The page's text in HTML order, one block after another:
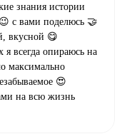
знания истории
с вами поделюсь 🤝
вкусной 😋
всегда опираюсь на
максимально
😍
на всю жизнь